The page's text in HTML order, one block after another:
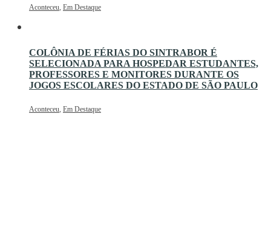
Aconteceu, Em Destaque
COLÔNIA DE FÉRIAS DO SINTRABOR É
SELECIONADA PARA HOSPEDAR ESTUDANTES,
PROFESSORES E MONITORES DURANTE OS
JOGOS ESCOLARES DO ESTADO DE SÃO PAULO
Aconteceu, Em Destaque